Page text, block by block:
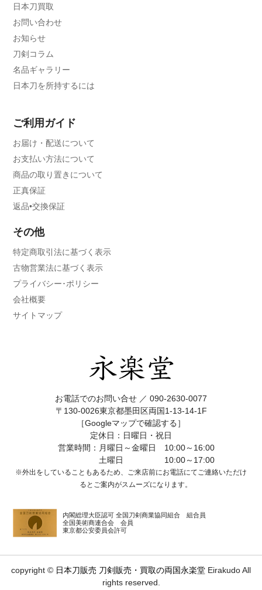
日本刀買取
お問い合わせ
お知らせ
刀剣コラム
名品ギャラリー
日本刀を所持するには
ご利用ガイド
お届け・配送について
お支払い方法について
商品の取り置きについて
正真保証
返品•交換保証
その他
特定商取引法に基づく表示
古物営業法に基づく表示
プライバシー･ポリシー
会社概要
サイトマップ
お電話でのお問い合せ ／ 090-2630-0077
〒130-0026東京都墨田区両国1-13-14-1F
［Googleマップで確認する］
定休日：日曜日・祝日
営業時間：月曜日～金曜日 10:00～16:00
土曜日 10:00～17:00
※外出をしていることもあるため、ご来店前にお電話にてご連絡いただけ
ると ご案内がスムーズになります。
内閣総理大臣認可 全国刀剣商業協同組合 組合員
全国美術商連合会 会員
東京都公安委員会許可
copyright © 日本刀販売 刀剣販売・買取の両国永楽堂 Eirakudo All
rights reserved.